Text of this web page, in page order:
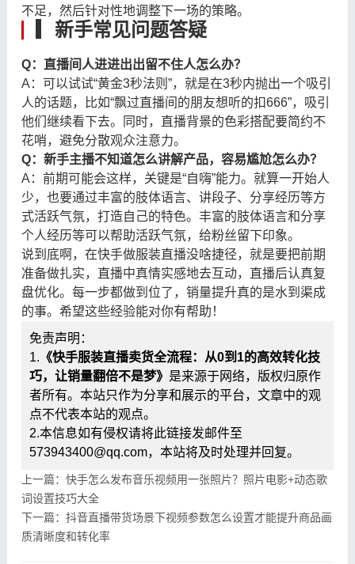
不足，然后针对性地调整下一场的策略。
新手常见问题答疑
Q：直播间人进进出出留不住人怎么办？
A：可以试试“黄金3秒法则”，就是在3秒内抛出一个吸引
人的话题，比如“飘过直播间的朋友想听的扣666”，吸引
他们继续看下去。同时，直播背景的色彩搭配要简约不
花哨，避免分散观众注意力。
Q：新手主播不知道怎么讲解产品，容易尴尬怎么办？
A：前期可能会这样，关键是“自嗨”能力。就算一开始人
少，也要通过丰富的肢体语言、讲段子、分享经历等方
式活跃气氛，打造自己的特色。丰富的肢体语言和分享
个人经历等可以帮助活跃气氛，给粉丝留下印象。
说到底啊，在快手做服装直播没啥捷径，就是要把前期
准备做扎实，直播中真情实感地去互动，直播后认真复
盘优化。每一步都做到位了，销量提升真的是水到渠成
的事。希望这些经验能对你有帮助！
免责声明：
1. 《快手服装直播卖货全流程：从0到1的高效转化技
巧，让销量翻倍不是梦》 是来源于网络，版权归原作
者所有。本站只作为分享和展示的平台，文章中的观
点不代表本站的观点。
2.本信息如有侵权请将此链接发邮件至
573943400@qq.com，本站将及时处理并回复。
上一篇：快手怎么发布音乐视频用一张照片？照片电影+动态歌
词设置技巧大全
下一篇：抖音直播带货场景下视频参数怎么设置才能提升商品画
质清晰度和转化率